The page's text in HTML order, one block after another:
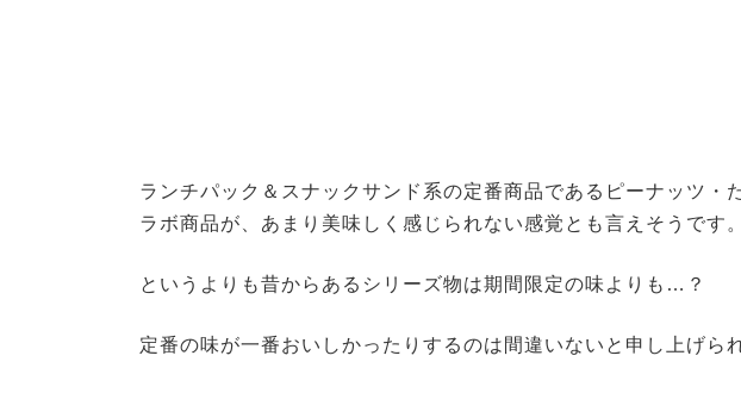
ランチパック＆スナックサンド系の定番商品であるピーナッツ・
ラボ商品が、あまり美味しく感じられない感覚とも言えそうです。
というよりも昔からあるシリーズ物は期間限定の味よりも…？
定番の味が一番おいしかったりするのは間違いないと申し上げら